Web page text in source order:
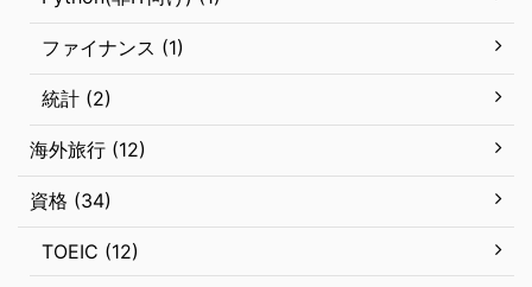
ファイナンス (1)
統計 (2)
海外旅行 (12)
資格 (34)
TOEIC (12)